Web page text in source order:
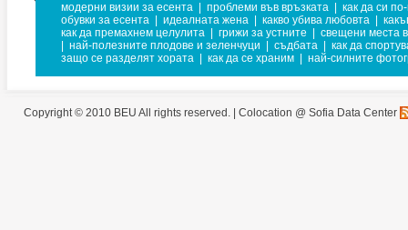
модерни визии за есента проблеми във връзката
как да си
обувки за есента
идеалната жена какво убива любовта
как да премахнем целулита
грижи за устните
свещени места
най-полезните плодове и зеленчуци съдбата
как да
защо се разделят хората
как да се храним най-силните
Copyright © 2010 BEU All rights reserved. | Colocation @ Sofia Data Center